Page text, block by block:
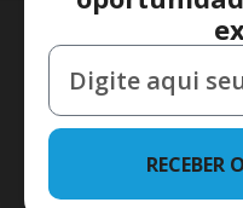
RECEBER